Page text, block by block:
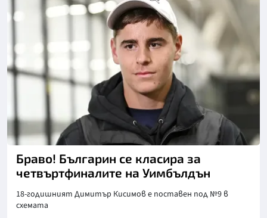
Снимка: БГНЕС
Браво! Българин се класира за
четвъртфиналите на Уимбълдън
18-годишният Димитър Кисимов е поставен под №9 в
схемата